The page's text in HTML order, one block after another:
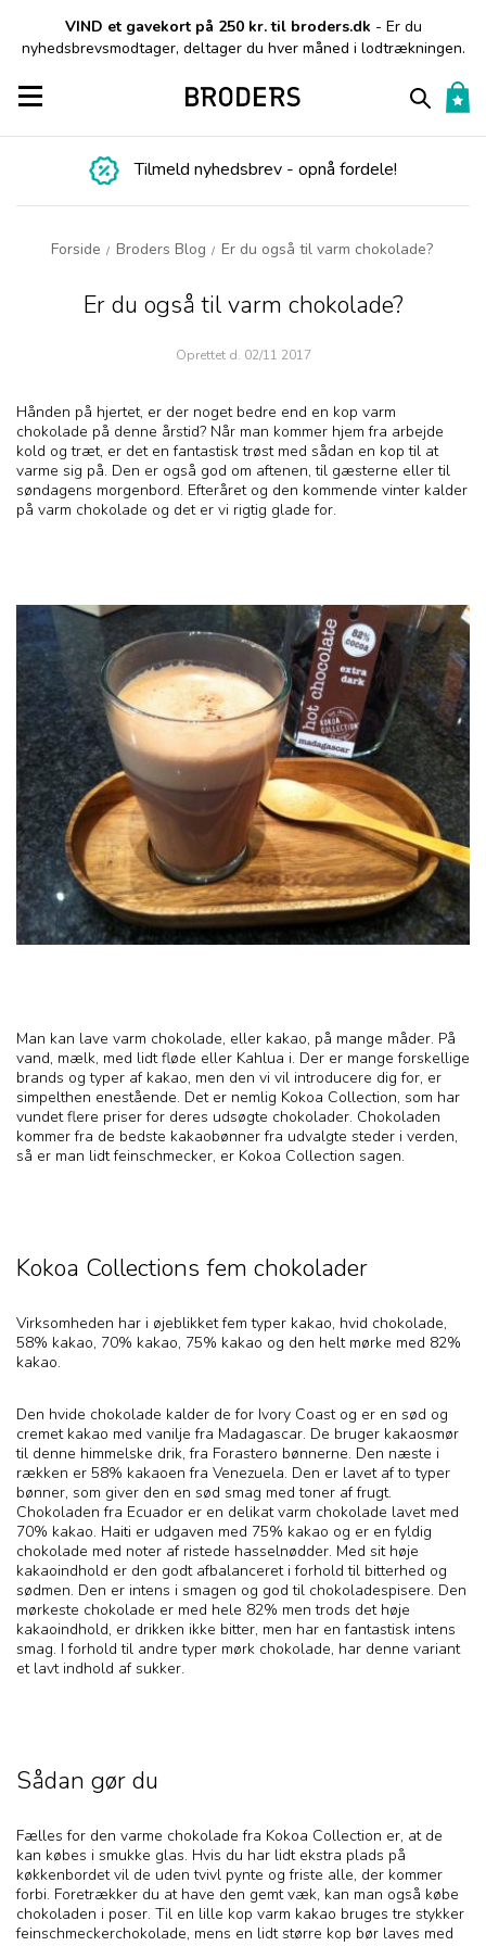
VIND et gavekort på 250 kr. til broders.dk - Er du
nyhedsbrevsmodtager, deltager du hver måned i lodtrækningen.
Toggle navigation
Tilmeld nyhedsbrev - opnå fordele!
Forside / Broders Blog / Er du også til varm chokolade?
Er du også til varm chokolade?
Oprettet d. 02/11 2017
Hånden på hjertet, er der noget bedre end en kop varm
chokolade på denne årstid? Når man kommer hjem fra arbejde
kold og træt, er det en fantastisk trøst med sådan en kop til at
varme sig på. Den er også god om aftenen, til gæsterne eller til
søndagens morgenbord. Efteråret og den kommende vinter kalder
på varm chokolade og det er vi rigtig glade for.
Man kan lave varm chokolade, eller kakao, på mange måder. På
vand, mælk, med lidt fløde eller Kahlua i. Der er mange forskellige
brands og typer af kakao, men den vi vil introducere dig for, er
simpelthen enestående. Det er nemlig Kokoa Collection, som har
vundet flere priser for deres udsøgte chokolader. Chokoladen
kommer fra de bedste kakaobønner fra udvalgte steder i verden,
så er man lidt feinschmecker, er Kokoa Collection sagen.
Kokoa Collections fem chokolader
Virksomheden har i øjeblikket fem typer kakao, hvid chokolade,
58% kakao, 70% kakao, 75% kakao og den helt mørke med 82%
kakao.
Den hvide chokolade kalder de for Ivory Coast og er en sød og
cremet kakao med vanilje fra Madagascar. De bruger kakaosmør
til denne himmelske drik, fra Forastero bønnerne. Den næste i
rækken er 58% kakaoen fra Venezuela. Den er lavet af to typer
bønner, som giver den en sød smag med toner af frugt.
Chokoladen fra Ecuador er en delikat varm chokolade lavet med
70% kakao. Haiti er udgaven med 75% kakao og er en fyldig
chokolade med noter af ristede hasselnødder. Med sit høje
kakaoindhold er den godt afbalanceret i forhold til bitterhed og
sødmen. Den er intens i smagen og god til chokoladespisere. Den
mørkeste chokolade er med hele 82% men trods det høje
kakaoindhold, er drikken ikke bitter, men har en fantastisk intens
smag. I forhold til andre typer mørk chokolade, har denne variant
et lavt indhold af sukker.
Sådan gør du
Fælles for den varme chokolade fra Kokoa Collection er, at de
kan købes i smukke glas. Hvis du har lidt ekstra plads på
køkkenbordet vil de uden tvivl pynte og friste alle, der kommer
forbi. Foretrækker du at have den gemt væk, kan man også købe
chokoladen i poser. Til en lille kop varm kakao bruges tre stykker
feinschmeckerchokolade, mens en lidt større kop bør laves med